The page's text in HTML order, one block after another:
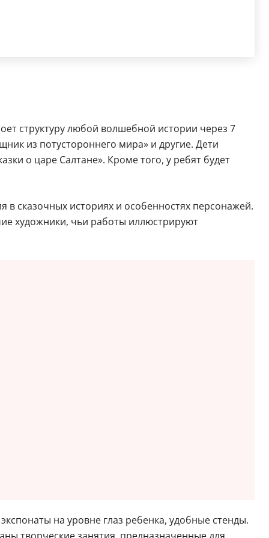
структуру любой волшебной истории через 7
из потустороннего мира» и другие. Дети
о царе Салтане». Кроме того, у ребят будет
сказочных историях и особенностях персонажей.
художники, чьи работы иллюстрируют
на уровне глаз ребенка, удобные стенды.